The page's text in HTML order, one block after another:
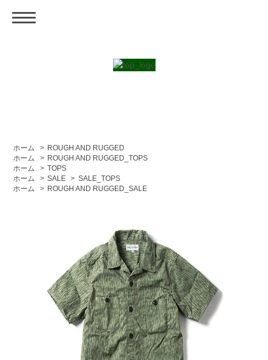
ホーム > ROUGH AND RUGGED
ホーム
> ROUGH AND RUGGED_TOPS
ホーム
> TOPS
ホーム
> SALE > SALE_TOPS
ホーム
> ROUGH AND RUGGED_SALE